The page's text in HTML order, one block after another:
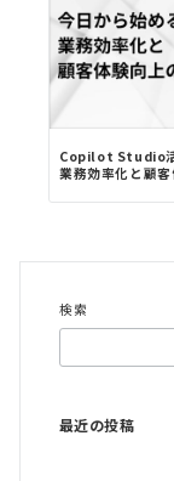
Copilot Studio活
業務効率化と顧
検索
最近の投稿